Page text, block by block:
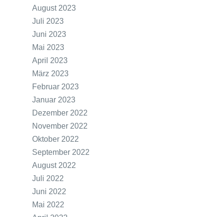
August 2023
Juli 2023
Juni 2023
Mai 2023
April 2023
März 2023
Februar 2023
Januar 2023
Dezember 2022
November 2022
Oktober 2022
September 2022
August 2022
Juli 2022
Juni 2022
Mai 2022